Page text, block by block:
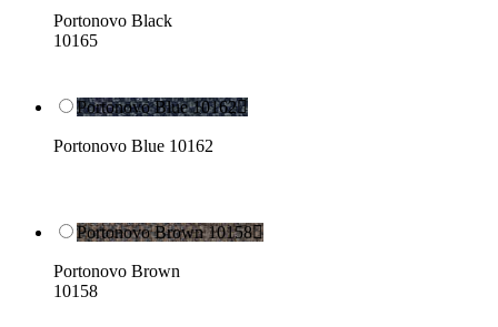
Portonovo Black
10165
Portonovo Blue 10162
Portonovo Blue 10162
Portonovo Brown 10158
Portonovo Brown
10158